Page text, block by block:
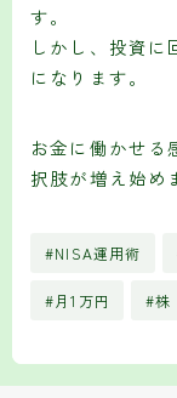
す。
しかし、投資に
になります。
お金に働かせる
択肢が増え始め
#NISA運用術
#月1万円 #株